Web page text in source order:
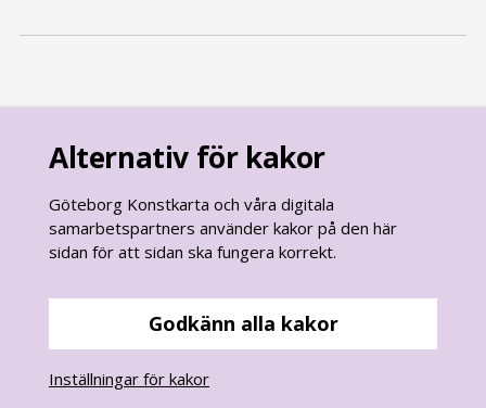
goteborg.seär Göteborgs Stads officiella webbplats.
Alternativ för kakor
Göteborg Konstkarta och våra digitala
samarbetspartners använder kakor på den här
sidan för att sidan ska fungera korrekt.
Godkänn alla kakor
Inställningar för kakor